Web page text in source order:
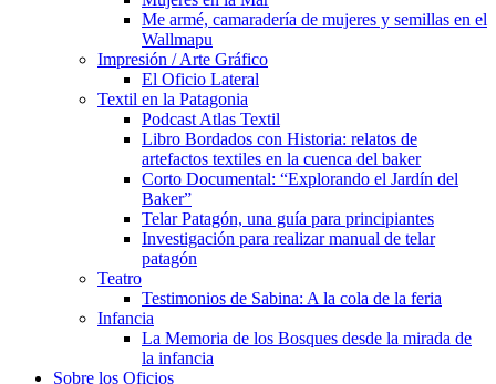
Me armé, camaradería de mujeres y semillas en el
Wallmapu
Impresión / Arte Gráfico
El Oficio Lateral
Textil en la Patagonia
Podcast Atlas Textil
Libro Bordados con Historia: relatos de
artefactos textiles en la cuenca del baker
Corto Documental: “Explorando el Jardín del
Baker”
Telar Patagón, una guía para principiantes
Investigación para realizar manual de telar
patagón
Teatro
Testimonios de Sabina: A la cola de la feria
Infancia
La Memoria de los Bosques desde la mirada de
la infancia
Sobre los Oficios